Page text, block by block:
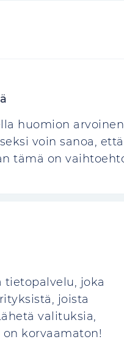
huomion
voin sanoa,
tämä on
joka
joista
valituksia,
korvaamaton!